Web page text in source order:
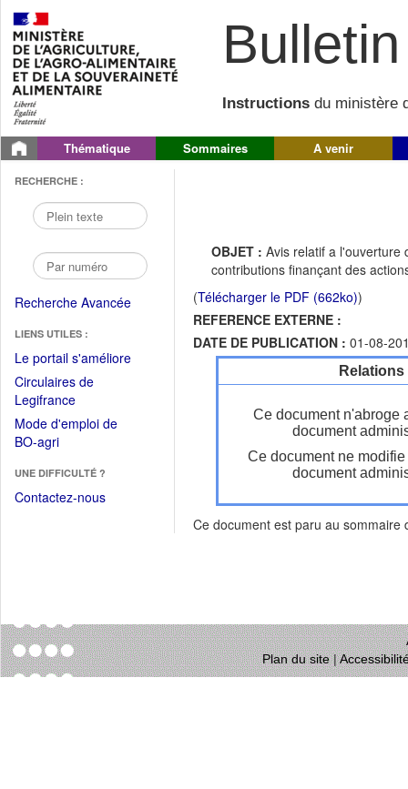
Instructions du ministère
Thématique Sommaires A venir
RECHERCHE :
Recherche Avancée
LIENS UTILES :
Le portail s'améliore(Fichier
Circulaires de
Legifrance(Ouvrir
dans
une
fenêtre)
Mode d'emploi de
BO-agri(Ouvrir
une
nouvelle
UNE DIFFICULTÉ ?
Contactez-nous
OBJET : Avis relatif a l'ouverture
contributions finançant des
(Télécharger le PDF (662ko))
REFERENCE EXTERNE :
DATE DE PUBLICATION : 01-08-
Ce document n'abroge
document
Ce document ne
document
Ce document est paru au sommaire
Plan du site|